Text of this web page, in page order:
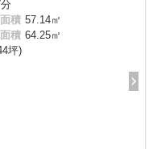
積 57.14㎡
積 64.25㎡
坪)